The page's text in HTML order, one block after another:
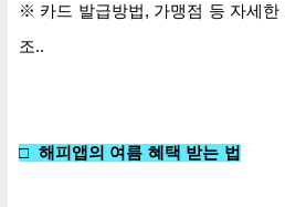
※ 카드 발급방법, 가맹점 등 자세한
조..
□ 해피앱의 여름 혜택 받는 법